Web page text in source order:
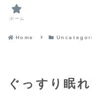
Home
ぐっすり眠
ホーム